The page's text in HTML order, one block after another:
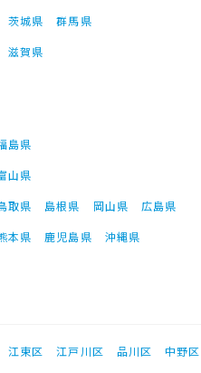
茨城県
群馬県
滋賀県
島県
山県
取県 島根県 岡山県
広島県
本県 鹿児島県 沖縄県
江東区 江戸川区 品川区
中野区